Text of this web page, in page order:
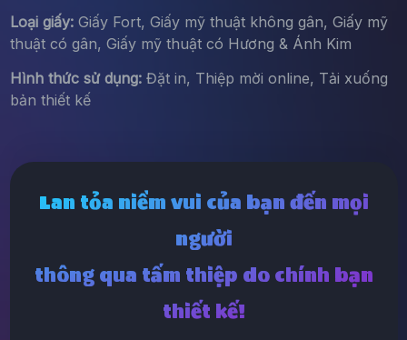
Loại giấy:Giấy Fort, Giấy mỹ thuật không gân, Giấy mỹ
thuật có gân, Giấy mỹ thuật có Hương & Ánh Kim
Hình thức sử dụng:Đặt in, Thiệp mời online, Tải xuống
bản thiết kế
Lan tỏa niềm vui của bạn đến mọi
người
thông qua tấm thiệp do chính bạn
thiết kế!